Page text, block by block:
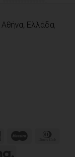
Ελλάδα,